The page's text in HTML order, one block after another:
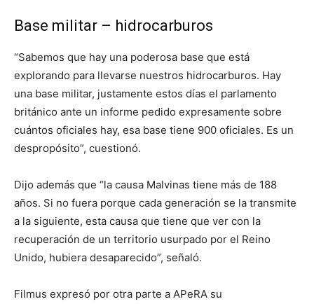
Base militar – hidrocarburos
“Sabemos que hay una poderosa base que está
explorando para llevarse nuestros hidrocarburos. Hay
una base militar, justamente estos días el parlamento
británico ante un informe pedido expresamente sobre
cuántos oficiales hay, esa base tiene 900 oficiales. Es un
despropósito”, cuestionó.
Dijo además que “la causa Malvinas tiene más de 188
años. Si no fuera porque cada generación se la transmite
a la siguiente, esta causa que tiene que ver con la
recuperación de un territorio usurpado por el Reino
Unido, hubiera desaparecido”, señaló.
Filmus expresó por otra parte a APeRA su